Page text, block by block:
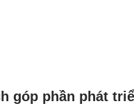
góp phần phát